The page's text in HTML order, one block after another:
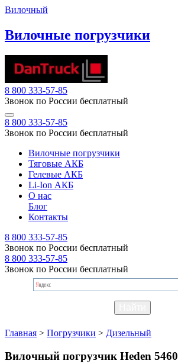
Вилочный
Вилочные погрузчики
8 800 333-57-85
Звонок по России бесплатный
8 800 333-57-85
Звонок по России бесплатный
Вилочные погрузчики
Тяговые АКБ
Гелевые АКБ
Li-Ion АКБ
О нас
Блог
Контакты
8 800 333-57-85
Звонок по России бесплатный
8 800 333-57-85
Звонок по России бесплатный
Главная > Погрузчики > Дизельный
Вилочный погрузчик Heden 5460